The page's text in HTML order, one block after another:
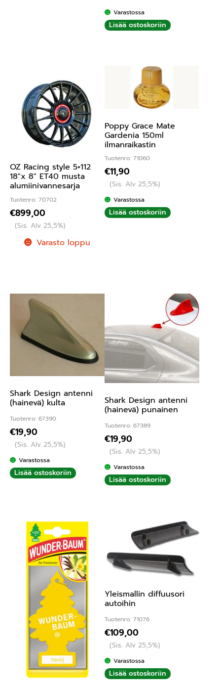
tu
ott
00
/ 5
Varastossa
Lisää ostoskoriin
OZ Racing style 5×112
18″x 8″ ET40 musta
alumiinivannesarja
Tuotenro: 70702
€899,00
(Sis. Alv 25,5%)
Varasto loppu
Poppy Grace Mate
Gardenia 150ml
ilmanraikastin
Tuotenro: 71060
€11,90
(Sis. Alv 25,5%)
Varastossa
Lisää ostoskoriin
Shark Design antenni
(hainevä) kulta
Tuotenro: 67390
€19,90
(Sis. Alv 25,5%)
Varastossa
Lisää ostoskoriin
Shark Design antenni
(hainevä) punainen
Tuotenro: 67389
€19,90
(Sis. Alv 25,5%)
Varastossa
Lisää ostoskoriin
Yleismallin diffuusori
autoihin
Tuotenro: 71076
€109,00
(Sis. Alv 25,5%)
Varastossa
Lisää ostoskoriin